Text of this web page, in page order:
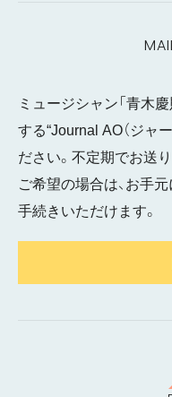
ミュージシャン「青木
する“Journal AO（ジャ
ださい。不定期でお送
ご希望の場合は、お手
手続きいただけます。